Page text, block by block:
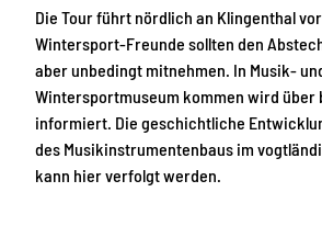
Die Tour führt nördlich an Klingenthal
Wintersport-Freunde sollten den
aber unbedingt mitnehmen. In Musik-
Wintersportmuseum kommen wird über
informiert. Die geschichtliche
des Musikinstrumentenbaus im
kann hier verfolgt werden.